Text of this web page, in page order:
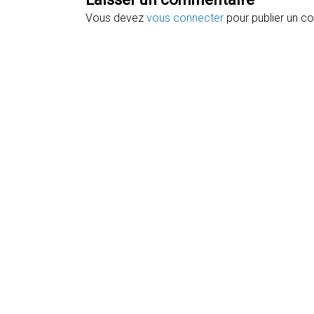
Vous devez vous connecter pour publier un